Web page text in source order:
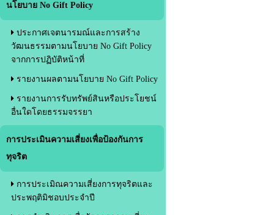
นโยบาย No Gift Policy
ประกาศเจตนารมณ์และการสร้าง
วัฒนธรรมตามนโยบาย No Gift Policy
จากการปฏิบัติหน้าที่
รายงานผลตามนโยบาย No Gift Policy
รายงานการรับทรัพย์สินหรือประโยชน์
อื่นใดโดยธรรมจรรยา
การประเมินความเสี่ยงเพื่อป้องกันการ
ทุจริต
การประเมิณความเสี่ยงการทุจริตและ
ประพฤติมิชอบประจำปี